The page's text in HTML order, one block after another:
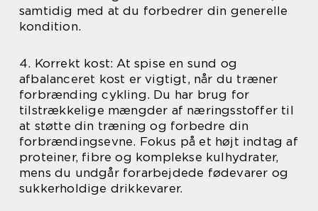
samtidig med at du forbedrer din generelle
kondition.
4. Korrekt kost: At spise en sund og
afbalanceret kost er vigtigt, når du træner
forbrænding cykling. Du har brug for
tilstrækkelige mængder af næringsstoffer til
at støtte din træning og forbedre din
forbrændingsevne. Fokus på et højt indtag af
proteiner, fibre og komplekse kulhydrater,
mens du undgår forarbejdede fødevarer og
sukkerholdige drikkevarer.